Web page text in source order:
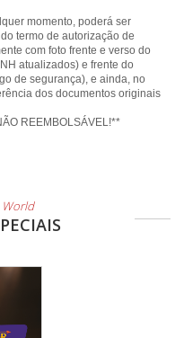
momento, poderá ser
termo de autorização de
com foto frente e verso do
atualizados) e frente do
de segurança), e ainda, no
dos documentos originais
REEMBOLSÁVEL!**
World